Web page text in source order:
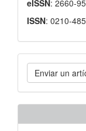
eISSN: 2660-
ISSN: 0210-
Enviar
un
artículo
Enviar un